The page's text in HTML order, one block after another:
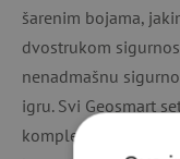
šarenim bojama,
dvostrukom
nenadmašnu
igru. Svi Geosmart
komplet je igračka